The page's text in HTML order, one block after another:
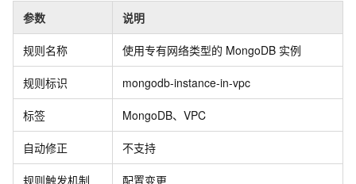
参数 说明
规则名称 使用专有网络类型的 MongoDB 实例
规则标识 mongodb-instance-in-vpc
标签 MongoDB、VPC
自动修正 不支持
规则触发机制 配置变更